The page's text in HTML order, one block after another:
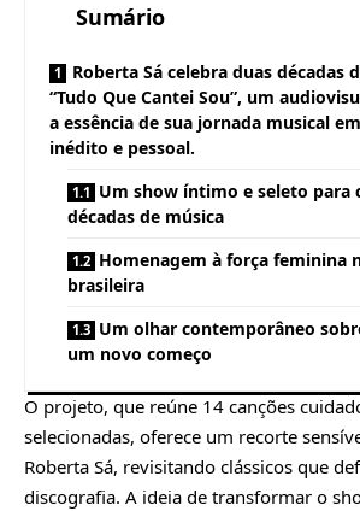
Sumário
Roberta Sá celebra duas décadas
“Tudo Que Cantei Sou”, um
a essência de sua jornada musical
inédito e pessoal.
Um show íntimo e seleto para
décadas de música
Homenagem à força feminina
brasileira
Um olhar contemporâneo
um novo começo
O projeto, que reúne 14 canções
selecionadas, oferece um recorte
Roberta Sá, revisitando clássicos que
discografia. A ideia de transformar o